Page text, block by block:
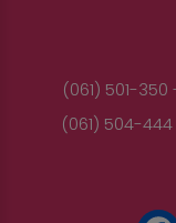
(061) 501-
(061) 504-